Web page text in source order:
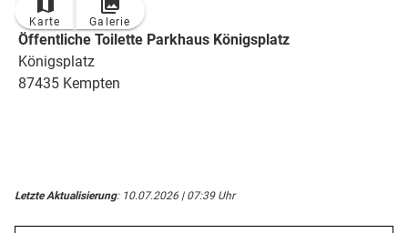
Karte Galerie
Öffentliche Toilette Parkhaus Königsplatz
Königsplatz
87435 Kempten
Letzte Aktualisierung: 10.07.2026 | 07:39 Uhr